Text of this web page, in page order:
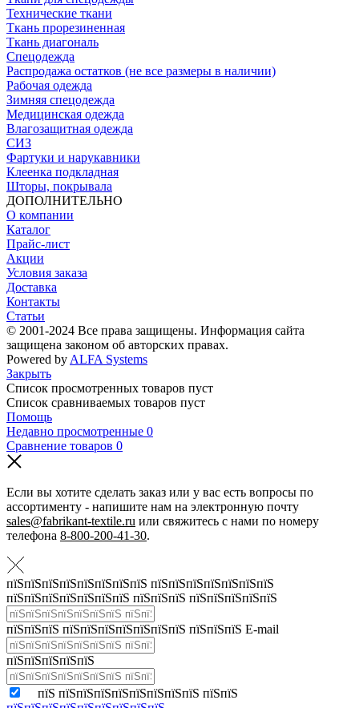
Технические ткани
Ткань прорезиненная
Ткань диагональ
Спецодежда
Распродажа остатков (не все размеры в наличии)
Рабочая одежда
Зимняя спецодежда
Медицинская одежда
Влагозащитная одежда
СИЗ
Фартуки и нарукавники
Клеенка подкладная
Шторы, покрывала
ДОПОЛНИТЕЛЬНО
О компании
Каталог
Прайс-лист
Акции
Условия заказа
Доставка
Контакты
Статьи
© 2001-2024 Все права защищены. Информация сайта
защищена законом об авторских правах.
Powered by ALFA Systems
Закрыть
Список просмотренных товаров пуст
Список сравниваемых товаров пуст
Помощь
Недавно просмотренные 0
Сравнение товаров 0
Если вы хотите сделать заказ или у вас есть вопросы по
ассортименту - напишите нам на электронную почту
sales@fabrikant-textile.ru или свяжитесь с нами по номеру
телефона 8-800-200-41-30.
пїЅпїЅпїЅпїЅпїЅпїЅпїЅпїЅ пїЅпїЅпїЅпїЅпїЅпїЅпїЅ
пїЅпїЅпїЅпїЅпїЅпїЅпїЅ пїЅпїЅпїЅ пїЅпїЅпїЅпїЅпїЅ
пїЅпїЅпїЅ пїЅпїЅпїЅпїЅпїЅпїЅпїЅ пїЅпїЅпїЅ E-mail
пїЅпїЅпїЅпїЅпїЅ
пїЅ пїЅпїЅпїЅпїЅпїЅпїЅпїЅпїЅ пїЅпїЅ